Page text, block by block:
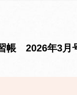
帳 2026年3月